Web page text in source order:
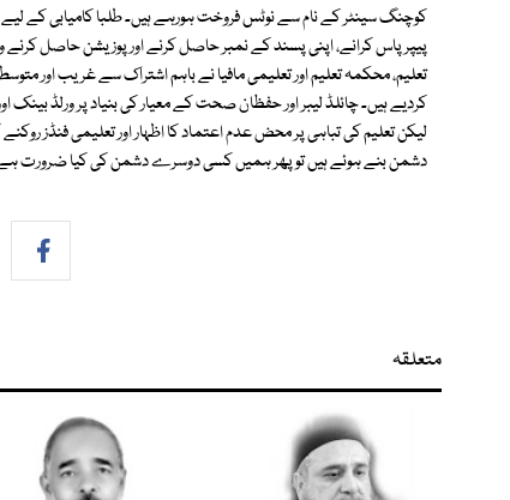
کوچنگ سینٹر کے نام سے نوٹس فروخت ہورہے ہیں۔ طلبا کامیابی کے لیے
پیپر پاس کرانے، اپنی پسند کے نمبر حاصل کرنے اور پوزیشن حاصل
تعلیم، محکمہ تعلیم اور تعلیمی مافیا نے باہم اشتراک سے غریب اور
کردیے ہیں۔ چائلڈ لیبر اور حفظان صحت کے معیار کی بنیاد پر ورلڈ بینک
لیکن تعلیم کی تباہی پر محض عدم اعتماد کا اظہار اور تعلیمی فنڈز
دشمن بنے ہوئے ہیں تو پھر ہمیں کسی دوسرے دشمن کی کیا ضرورت
متعلقہ